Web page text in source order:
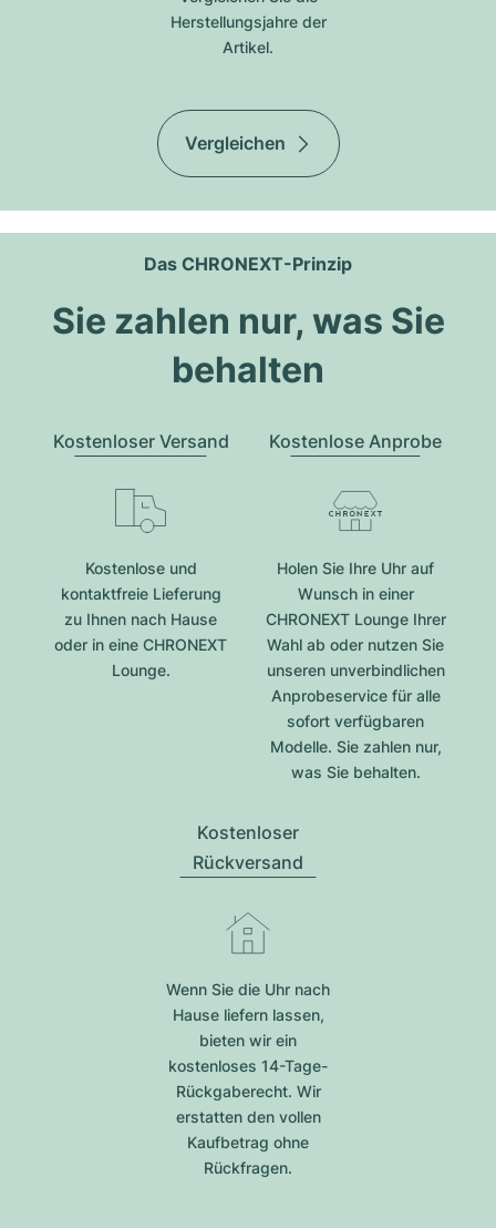
Herstellungsjahre der
Artikel.
Vergleichen
Das CHRONEXT-Prinzip
Sie zahlen nur, was Sie
behalten
Kostenloser Versand
Kostenlose und
kontaktfreie Lieferung
zu Ihnen nach Hause
oder in eine CHRONEXT
Lounge.
Kostenlose Anprobe
Holen Sie Ihre Uhr auf
Wunsch in einer
CHRONEXT Lounge Ihrer
Wahl ab oder nutzen Sie
unseren unverbindlichen
Anprobeservice für alle
sofort verfügbaren
Modelle. Sie zahlen nur,
was Sie behalten.
Kostenloser
Rückversand
Wenn Sie die Uhr nach
Hause liefern lassen,
bieten wir ein
kostenloses 14-Tage-
Rückgaberecht. Wir
erstatten den vollen
Kaufbetrag ohne
Rückfragen.